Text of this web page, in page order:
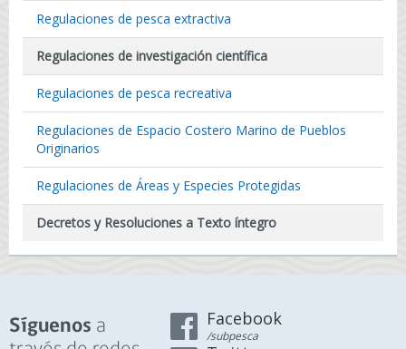
Regulaciones de pesca extractiva
Regulaciones de investigación científica
Regulaciones de pesca recreativa
Regulaciones de Espacio Costero Marino de Pueblos
Originarios
Regulaciones de Áreas y Especies Protegidas
Decretos y Resoluciones a Texto íntegro
Síguenos a
Facebook
/subpesca